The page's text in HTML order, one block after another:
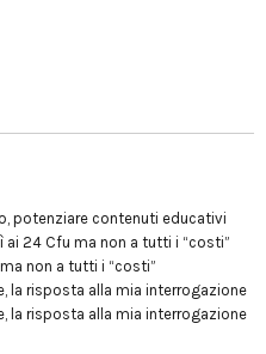
potenziare contenuti educativi
ai 24 Cfu ma non a tutti i “costi”
non a tutti i “costi”
la risposta alla mia interrogazione
la risposta alla mia interrogazione